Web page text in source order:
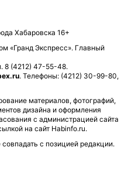
Хабаровска 16+
«Гранд Экспресс». Главный
8 (4212) 47-55-48.
. Телефоны: (4212) 30-99-80,
материалов, фотографий,
дизайна и оформления
с администрацией сайта
на сайт Habinfo.ru.
с позицией редакции.